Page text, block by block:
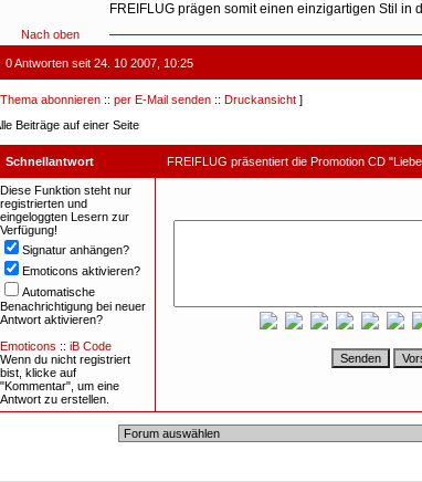
FREIFLUG prägen somit einen einzigartigen Stil in
Nach oben
0 Antworten seit 24. 10 2007, 10:25
Thema abonnieren :: per E-Mail senden :: Druckansicht ]
Beiträge auf einer Seite
Schnellantwort FREIFLUG präsentiert die Promotion CD
Diese Funktion steht nur
registrierten und
eingeloggten Lesern zur
Verfügung!
Signatur anhängen?
Emoticons aktivieren?
Automatische
Benachrichtigung bei neuer
Antwort aktivieren?
Emoticons :: iB Code
Wenn du nicht registriert
bist, klicke auf
"Kommentar", um eine
Antwort zu erstellen.